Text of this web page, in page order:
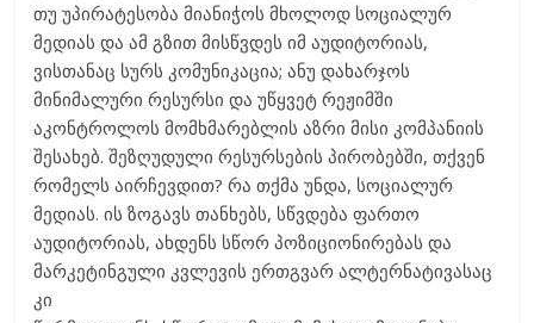
თუ უპირატესობა მიანიჭოს მხოლოდ სოციალურ
მედიას და ამ გზით მისწვდეს იმ აუდიტორიას,
ვისთანაც სურს კომუნიკაცია; ანუ დახარჯოს
მინიმალური რესურსი და უწყვეტ რეჟიმში
აკონტროლოს მომხმარებლის აზრი მისი კომპანიის
შესახებ. შეზღუდული რესურსების პირობებში, თქვენ
რომელს აირჩევდით? რა თქმა უნდა, სოციალურ
მედიას. ის ზოგავს თანხებს, სწვდება ფართო
აუდიტორიას, ახდენს სწორ პოზიციონირებას და
მარკეტინგული კვლევის ერთგვარ ალტერნატივასაც
კი